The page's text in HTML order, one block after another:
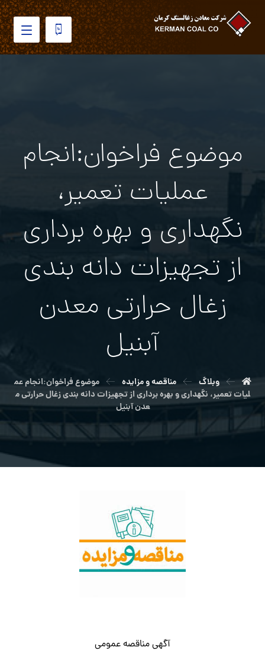
موضوع فراخوان:انجام
عملیات تعمیر،
نگهداری و بهره برداری
از تجهیزات دانه بندی
زغال حرارتی معدن
آبنیل
وبلاگ مناقصه و مزایده
موضوع فراخوان:انجام عم
لیات تعمیر، نگهداری و بهره برداری از تجهیزات دانه بندی زغال حرارتی م
عدن آبنیل
آگهي مناقصه عمومی